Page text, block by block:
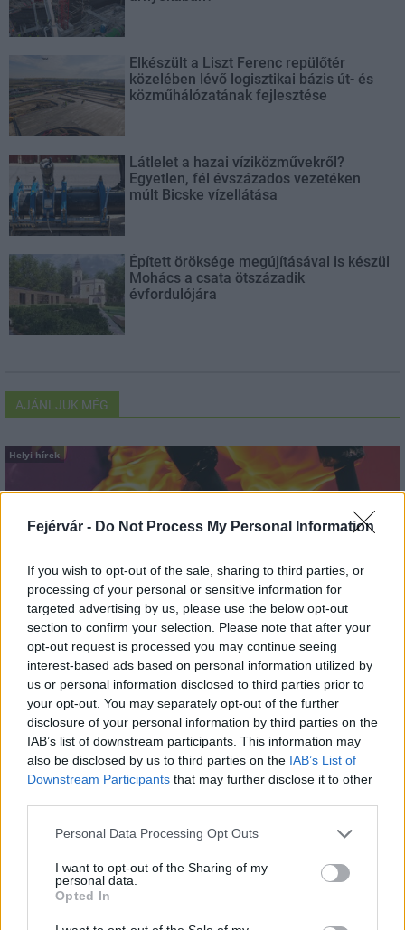
Fejérvár - Do Not Process My Personal Information
If you wish to opt-out of the sale, sharing to third parties, or
processing of your personal or sensitive information for
targeted advertising by us, please use the below opt-out
section to confirm your selection. Please note that after your
opt-out request is processed you may continue seeing
interest-based ads based on personal information utilized by
us or personal information disclosed to third parties prior to
your opt-out. You may separately opt-out of the further
disclosure of your personal information by third parties on the
IAB’s list of downstream participants. This information may
also be disclosed by us to third parties on the IAB’s List of
Downstream Participants that may further disclose it to other
Please note that this website/app uses one or more Google
not limited to your visit or usage behaviour. You may click to
grant or deny consent to Google and its third-party tags to
use your data for below specified purposes in below Google
consent section.
Personal Data Processing Opt Outs
I want to opt-out of the Sharing of my
personal data.
Opted In
Elkészült a Liszt Ferenc repülőtér
közelében lévő logisztikai bázis út- és
közműhálózatának fejlesztése
Látlelet a hazai víziközművekről?
Egyetlen, fél évszázados vezetéken
múlt Bicske vízellátása
Épített öröksége megújításával is készül
Mohács a csata ötszázadik
évfordulójára
AJÁNLJUK MÉG
Helyi hírek
Fáklyafényben tárul fel Székesfehérvár történelmi
belvárosa
Helyi hírek
Harmonia Albensis: négy nyári koncerttel tölti meg
Székesfehérvár templomait